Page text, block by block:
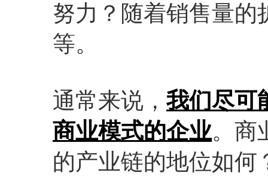
努力？随着销售量的
等。
通常来说， 我们尽可
商业模式的企业。商
的产业链的地位如何